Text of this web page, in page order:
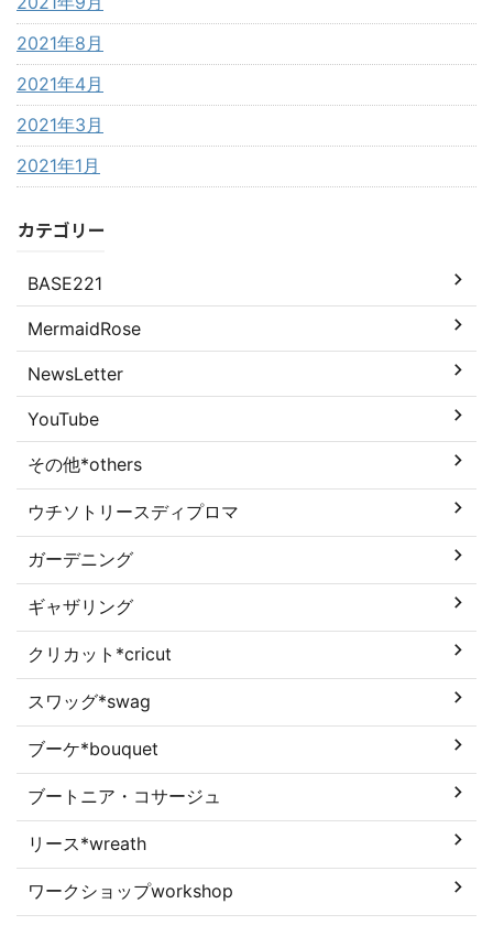
2021年8月
2021年4月
2021年3月
2021年1月
カテゴリー
BASE221
MermaidRose
NewsLetter
YouTube
その他*others
ウチソトリースディプロマ
ガーデニング
ギャザリング
クリカット*cricut
スワッグ*swag
ブーケ*bouquet
ブートニア・コサージュ
リース*wreath
ワークショップworkshop